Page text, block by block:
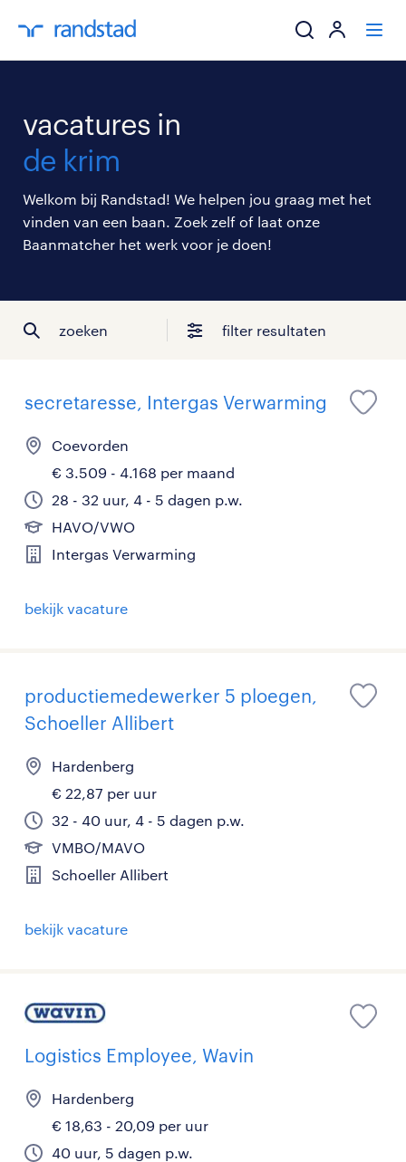
mijn carrière
over randstad
vacatures in
de krim
Welkom bij Randstad! We helpen jou graag met het
vinden van een baan. Zoek zelf of laat onze
Baanmatcher het werk voor je doen!
zoeken filter resultaten
secretaresse, Intergas Verwarming
Coevorden
€ 3.509 - 4.168 per maand
28 - 32 uur, 4 - 5 dagen p.w.
HAVO/VWO
Intergas Verwarming
bekijk vacature
productiemedewerker 5 ploegen,
Schoeller Allibert
Hardenberg
€ 22,87 per uur
32 - 40 uur, 4 - 5 dagen p.w.
VMBO/MAVO
Schoeller Allibert
bekijk vacature
Logistics Employee, Wavin
Hardenberg
€ 18,63 - 20,09 per uur
40 uur, 5 dagen p.w.